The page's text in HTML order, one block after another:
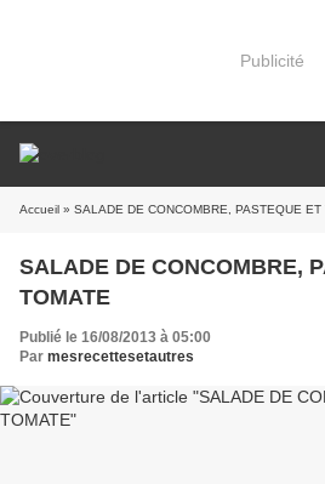
Publicité
Accueil » SALADE DE CONCOMBRE, PASTEQUE ET
SALADE DE CONCOMBRE,
TOMATE
Publié le 16/08/2013 à 05:00
Par mesrecettesetautres